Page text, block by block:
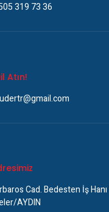
319 73 36
Atın!
Cad. Bedesten İş
AYDIN